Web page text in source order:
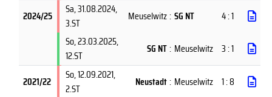
2024/25 Sa, 31.08.2024,
3.ST
Meuselwitz: SG NT
4 : 1
So, 23.03.2025,
12.ST
SG NT: Meuselwitz 3 : 1
2021/22 So, 12.09.2021,
2.ST
Neustadt: Meuselwitz 1 : 8